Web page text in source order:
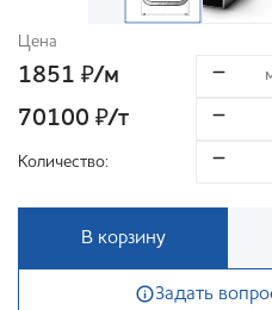
Цена
1851 ₽/м
70100 ₽/т
Количество:
В корзину
Задать